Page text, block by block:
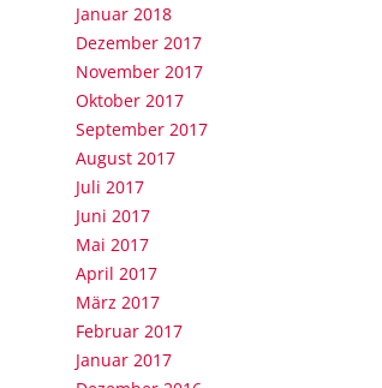
Januar 2018
Dezember 2017
November 2017
Oktober 2017
September 2017
August 2017
Juli 2017
Juni 2017
Mai 2017
April 2017
März 2017
Februar 2017
Januar 2017